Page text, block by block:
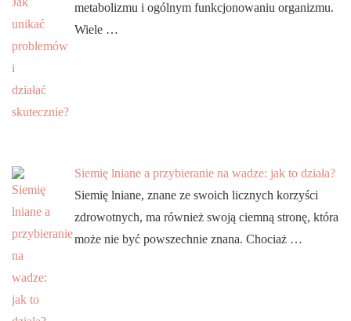
metabolizmu i ogólnym funkcjonowaniu organizmu.
Wiele …
Siemię lniane a przybieranie na wadze: jak to działa?
Siemię lniane, znane ze swoich licznych korzyści
zdrowotnych, ma również swoją ciemną stronę, która
może nie być powszechnie znana. Chociaż …